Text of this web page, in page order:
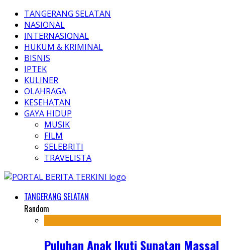
TANGERANG SELATAN
NASIONAL
INTERNASIONAL
HUKUM & KRIMINAL
BISNIS
IPTEK
KULINER
OLAHRAGA
KESEHATAN
GAYA HIDUP
MUSIK
FILM
SELEBRITI
TRAVELISTA
TANGERANG SELATAN
Random
Puluhan Anak Ikuti Sunatan Massal